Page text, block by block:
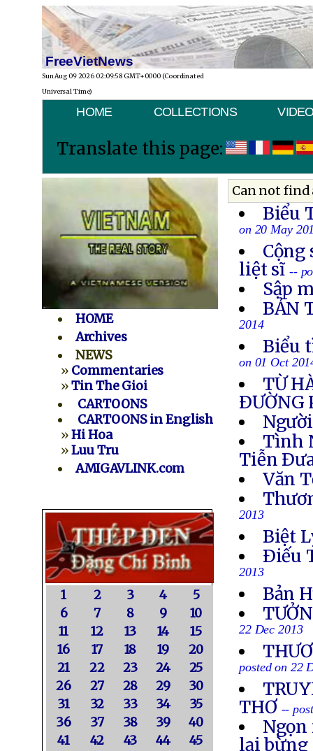
FreeVietNews
Sun Aug 09 2026 02:09:58 GMT+0000 (Coordinated
Universal Time)
HOME COLLECTIONS
Translate this page:
HOME
Archives
NEWS
» Commentaries
»Tin The Gioi
CARTOONS
CARTOONS in English
»Hi Hoa
»Luu Tru
AMIGAVLINK.com
1 2 3 4
5
6
7 8 9
10
11
12 13 14
15
16
17 18 19
20
21
22 23 24
25
26
27 28 29
30
31
32 33 34
35
36
37 38 39
40
41
42 43 44
45
Can not
Biểu
on 20 May
Cộng
liệt sĩ --
Sập
BẢN
2014
Biểu
on 01 Oct
TỪ
ÐƯỜNG
Tình
Tiễn
Văn
2013
Biệt
Ðiếu
2013
Bản
22 Dec 2013
posted on 22
THƠ --
lại bừng